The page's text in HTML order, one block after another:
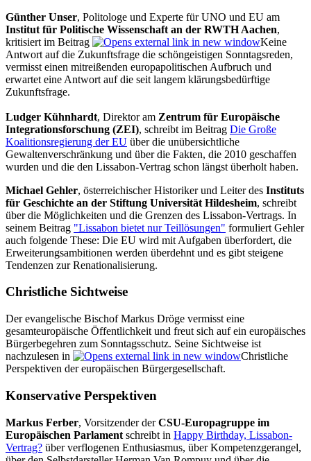
Günther Unser, Politologe und Experte für UNO und EU am
Institut für Politische Wissenschaft an der RWTH Aachen,
kritisiert im Beitrag
Keine
Antwort auf die Zukunftsfrage die schöngeistigen Sonntagsreden,
vermisst einen mitreißenden europapolitischen Aufbruch und
erwartet eine Antwort auf die seit langem klärungsbedürftige
Zukunftsfrage.
Ludger Kühnhardt, Direktor am Zentrum für Europäische
Integrationsforschung (ZEI), schreibt im Beitrag Die Große
Koalitionsregierung der EU über die unübersichtliche
Gewaltenverschränkung und über die Fakten, die 2010 geschaffen
wurden und die den Lissabon-Vertrag schon längst überholt haben.
Michael Gehler, österreichischer Historiker und Leiter des Instituts
für Geschichte an der Stiftung Universität Hildesheim, schreibt
über die Möglichkeiten und die Grenzen des Lissabon-Vertrags. In
seinem Beitrag "Lissabon bietet nur Teillösungen" formuliert Gehler
auch folgende These: Die EU wird mit Aufgaben überfordert, die
Erweiterungsambitionen werden überdehnt und es gibt steigene
Tendenzen zur Renationalisierung.
Christliche Sichtweise
Der evangelische Bischof Markus Dröge vermisst eine
gesamteuropäische Öffentlichkeit und freut sich auf ein europäisches
Bürgerbegehren zum Sonntagsschutz. Seine Sichtweise ist
nachzulesen in
Christliche
Perspektiven der europäischen Bürgergesellschaft.
Konservative Perspektiven
Markus Ferber, Vorsitzender derCSU-Europagruppe im
Europäischen Parlament schreibt in Happy Birthday, Lissabon-
Vertrag? über verflogenen Enthusiasmus, über Kompetenzgerangel,